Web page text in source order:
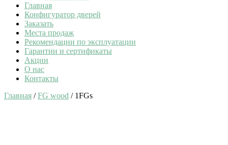
Главная
Конфигуратор дверей
Заказать
Места продаж
Рекомендации по эксплуатации
Гарантии и сертификаты
Акции
О нас
Контакты
Главная /FG wood / 1FGs